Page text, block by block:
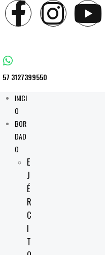
57 3127399550
INICI
O
BOR
DAD
O
E
J
É
R
C
I
T